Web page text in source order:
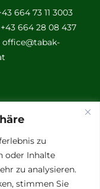
zu
oder Inhalte
zu analysieren.
stimmen Sie
664 73 11 3003
664 28 08 437
office@tabak-